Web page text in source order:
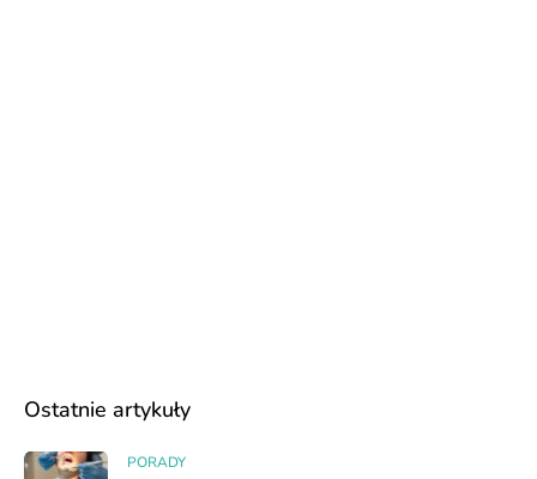
Ostatnie artykuły
PORADY